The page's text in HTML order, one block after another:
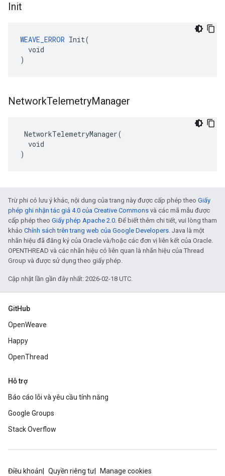
Init
WEAVE_ERROR Init(
  void
)
NetworkTelemetryManager
NetworkTelemetryManager(
  void
)
Trừ phi có lưu ý khác, nội dung của trang này được cấp phép theo Giấy
phép ghi nhận tác giả 4.0 của Creative Commons và các mã mẫu được
cấp phép theo Giấy phép Apache 2.0. Để biết thêm chi tiết, vui lòng tham
khảo Chính sách trên trang web của Google Developers. Java là một
nhãn hiệu đã đăng ký của Oracle và/hoặc các đơn vị liên kết của Oracle.
OPENTHREAD và các nhãn hiệu có liên quan là nhãn hiệu của Thread
Group và được sử dụng theo giấy phép.
Cập nhật lần gần đây nhất: 2026-02-18 UTC.
GitHub
OpenWeave
Happy
OpenThread
Hỗ trợ
Báo cáo lỗi và yêu cầu tính năng
Google Groups
Stack Overflow
Điều khoản Quyền riêng tư Manage cookies